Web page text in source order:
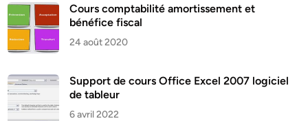
Cours comptabilité amortissement et
bénéfice fiscal
24 août 2020
Support de cours Office Excel 2007 logiciel
de tableur
6 avril 2022